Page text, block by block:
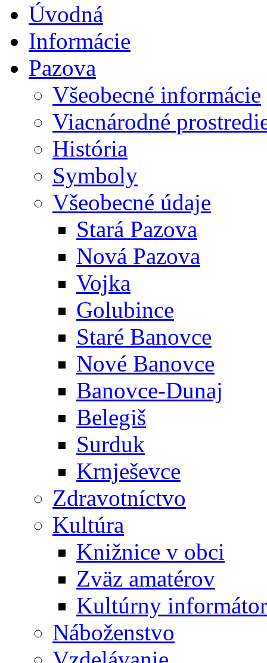
Úvodná
Informácie
Pazova
Všeobecné informácie
Viacnárodné
História
Symboly
Všeobecné údaje
Stará Pazova
Nová Pazova
Vojka
Golubince
Staré Banovce
Nové Banovce
Banovce-Dunaj
Belegiš
Surduk
Krnješevce
Zdravotníctvo
Kultúra
Knižnice v obci
Zväz amatérov
Kultúrny informátor
Náboženstvo